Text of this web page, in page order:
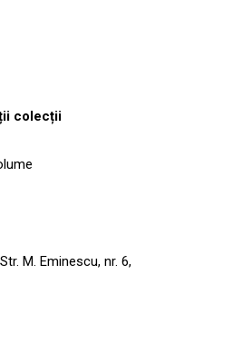
colecții
M. Eminescu, nr. 6,